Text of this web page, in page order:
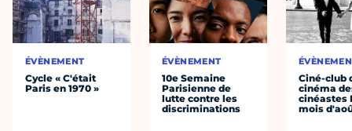
ÉVÈNEMENT
Cycle « C'était
Paris en 1970 »
ÉVÈNEMENT
10e Semaine
Parisienne de
lutte contre les
discriminations
Ciné-club
cinéma
cinéastes
mois